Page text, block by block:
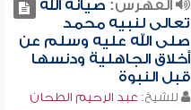
الفهرس: صيانة الله
تعالى لنبيه محمد
صلى الله عليه وسلم عن
أخلاق الجاهلية ودنسها
قبل النبوة
للشيخ: عبد الرحيم الطحان